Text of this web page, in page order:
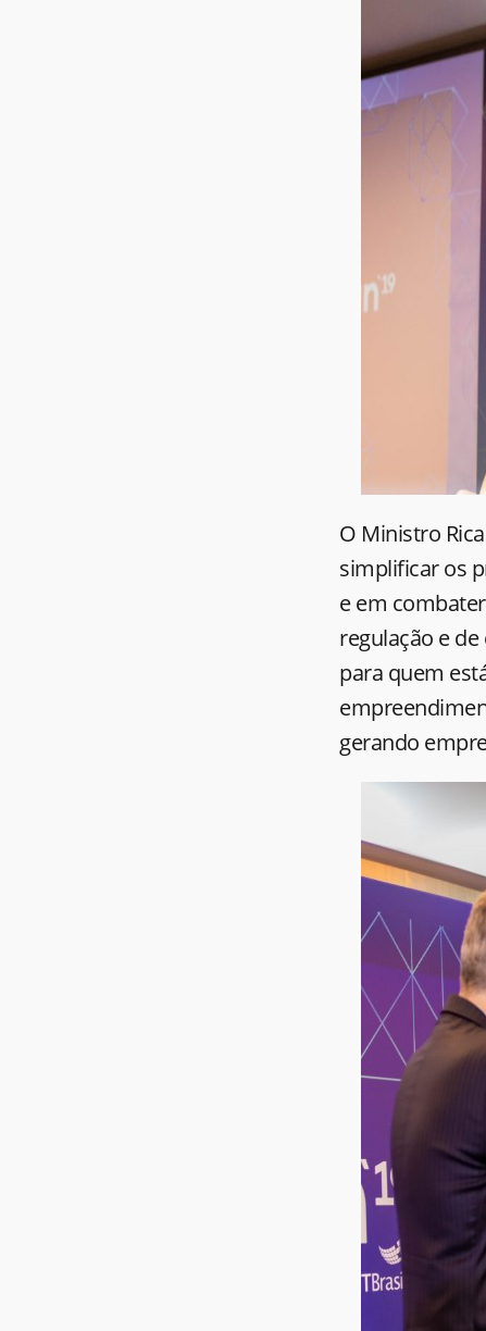
O Ministro
simplificar os
e em
regulação e
para quem
gerando